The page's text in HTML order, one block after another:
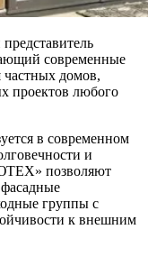
современные
домов,
проектов любого
в современном
и
позволяют
группы с
к внешним